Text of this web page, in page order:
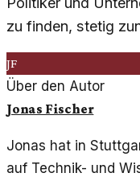
zu finden, stetig
JF
Über den Autor
Jonas Fischer
Jonas hat in
auf Technik- und